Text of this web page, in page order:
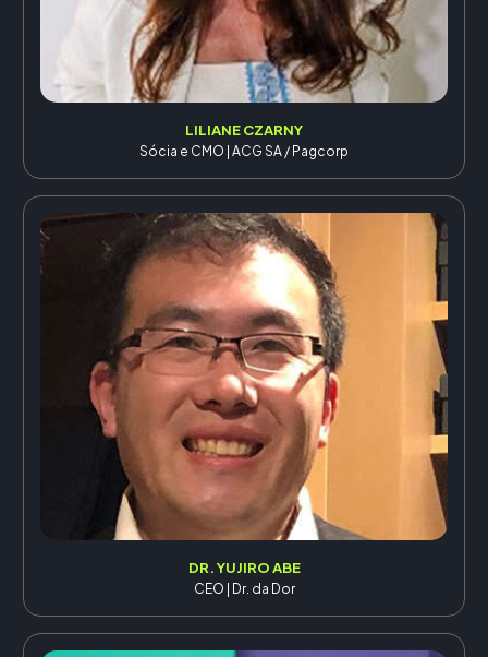
LILIANE CZARNY
Sócia e CMO | ACG SA / Pagcorp
DR. YUJIRO ABE
CEO | Dr. da Dor